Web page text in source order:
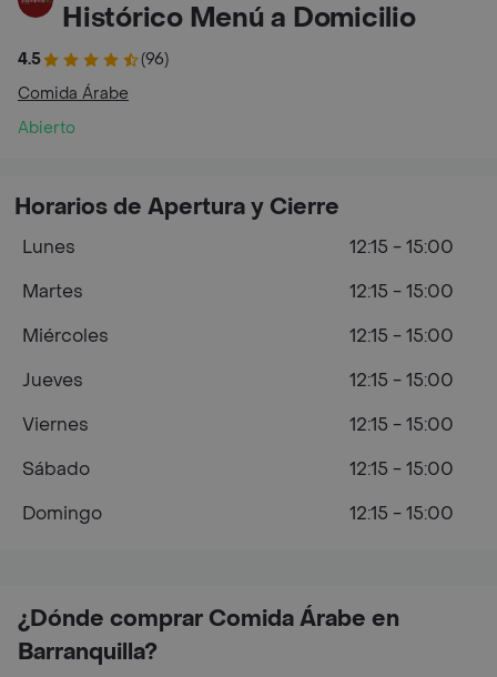
Histórico Menú a Domicilio
4.5
(96)
Comida Árabe
Abierto
¿Dónde comprar Comida Árabe en
Barranquilla?
Horarios de Apertura y Cierre
Lunes
12:15 - 15:00
Martes
12:15 - 15:00
Miércoles
12:15 - 15:00
Jueves
12:15 - 15:00
Viernes
12:15 - 15:00
Sábado
12:15 - 15:00
Domingo
12:15 - 15:00